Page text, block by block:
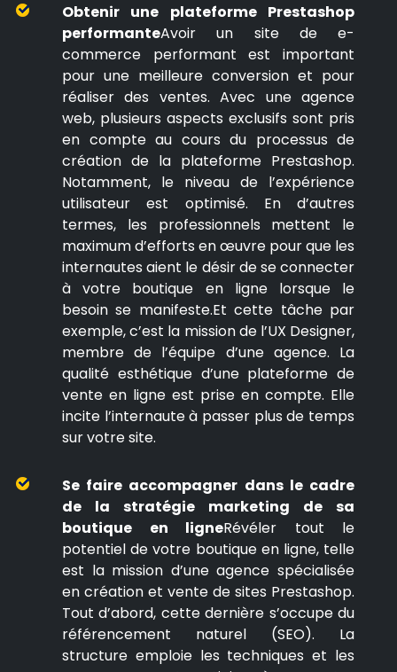
Obtenir une plateforme Prestashop
performanteAvoir un site de e-
commerce performant est important
pour une meilleure conversion et pour
réaliser des ventes. Avec une agence
web, plusieurs aspects exclusifs sont pris
en compte au cours du processus de
création de la plateforme Prestashop.
Notamment, le niveau de l’expérience
utilisateur est optimisé. En d’autres
termes, les professionnels mettent le
maximum d’efforts en œuvre pour que les
internautes aient le désir de se connecter
à votre boutique en ligne lorsque le
besoin se manifeste.Et cette tâche par
exemple, c’est la mission de l’UX Designer,
membre de l’équipe d’une agence. La
qualité esthétique d’une plateforme de
vente en ligne est prise en compte. Elle
incite l’internaute à passer plus de temps
sur votre site.
Se faire accompagner dans le cadre
de la stratégie marketing de sa
boutique en ligneRévéler tout le
potentiel de votre boutique en ligne, telle
est la mission d’une agence spécialisée
en création et vente de sites Prestashop.
Tout d’abord, cette dernière s’occupe du
référencement naturel (SEO). La
structure emploie les techniques et les